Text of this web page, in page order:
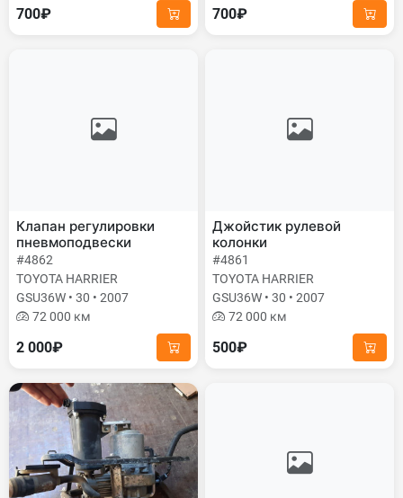
700₽ 700₽
Клапан регулировки
пневмоподвески
#4862
TOYOTA HARRIER
GSU36W • 30 • 2007
72 000 км
2 000₽
Джойстик рулевой
колонки
#4861
TOYOTA HARRIER
GSU36W • 30 • 2007
72 000 км
500₽